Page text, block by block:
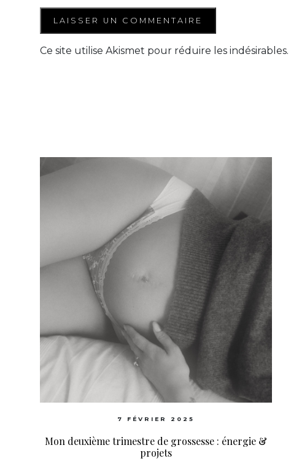
Ce site utilise Akismet pour réduire les indésirables.
7 FÉVRIER 2025
Mon deuxième trimestre de grossesse : énergie &
projets